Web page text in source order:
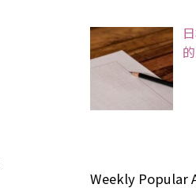
Weekly Popular